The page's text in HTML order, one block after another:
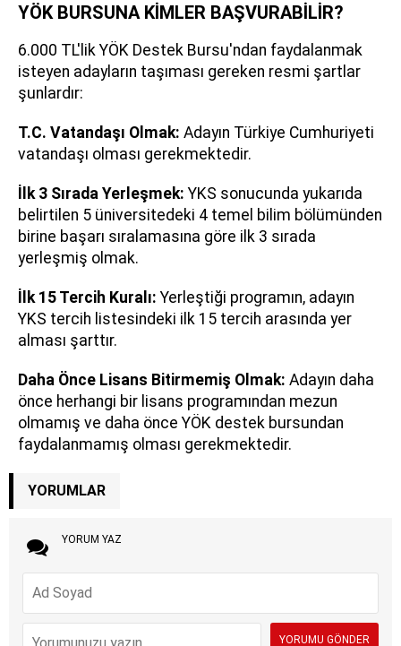
YÖK BURSUNA KİMLER BAŞVURABİLİR?
6.000 TL'lik YÖK Destek Bursu'ndan faydalanmak
isteyen adayların taşıması gereken resmi şartlar
şunlardır:
T.C. Vatandaşı Olmak: Adayın Türkiye Cumhuriyeti
vatandaşı olması gerekmektedir.
İlk 3 Sırada Yerleşmek: YKS sonucunda yukarıda
belirtilen 5 üniversitedeki 4 temel bilim bölümünden
birine başarı sıralamasına göre ilk 3 sırada
yerleşmiş olmak.
İlk 15 Tercih Kuralı: Yerleştiği programın, adayın
YKS tercih listesindeki ilk 15 tercih arasında yer
alması şarttır.
Daha Önce Lisans Bitirmemiş Olmak: Adayın daha
önce herhangi bir lisans programından mezun
olmamış ve daha önce YÖK destek bursundan
faydalanmamış olması gerekmektedir.
YORUMLAR
YORUM YAZ